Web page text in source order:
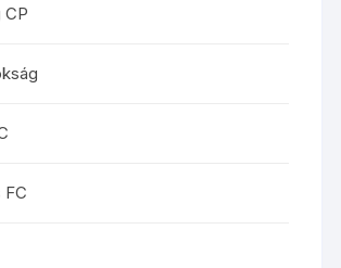
CP
FC